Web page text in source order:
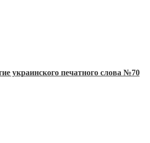
украинского печатного слова №70